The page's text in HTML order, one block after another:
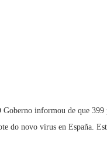
informou de que
novo virus en España.